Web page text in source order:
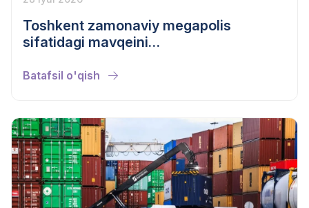
Toshkent zamonaviy megapolis
sifatidagi mavqeini
Batafsil o'qish